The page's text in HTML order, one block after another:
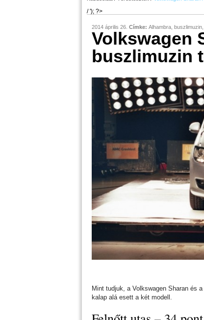
/ '); ?>
2014 április 26. Címke: Alhambra buszlimuzin
Volkswagen
buszlimuzin
Mint tudjuk, a Volkswagen Sharan és
kalap alá esett a két modell.